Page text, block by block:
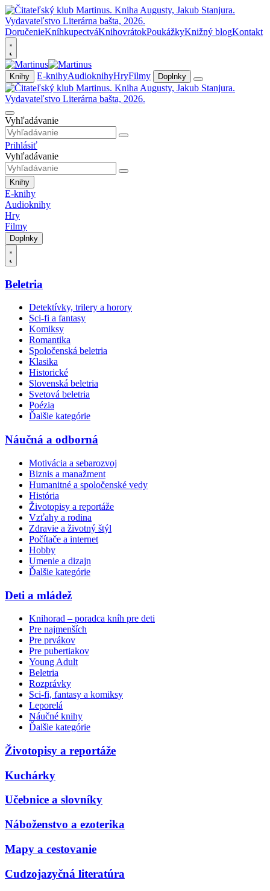
DoručenieKníhkupectváKnihovrátokPoukážkyKnižný blogKontakt
Knihy E-knihyAudioknihyHryFilmy Doplnky
Vyhľadávanie
Prihlásiť
Vyhľadávanie
Knihy
E-knihy
Audioknihy
Hry
Filmy
Doplnky
Beletria
Detektívky, trilery a horory
Sci-fi a fantasy
Komiksy
Romantika
Spoločenská beletria
Klasika
Historické
Slovenská beletria
Svetová beletria
Poézia
Ďalšie kategórie
Náučná a odborná
Motivácia a sebarozvoj
Biznis a manažment
Humanitné a spoločenské vedy
História
Životopisy a reportáže
Vzťahy a rodina
Zdravie a životný štýl
Počítače a internet
Hobby
Umenie a dizajn
Ďalšie kategórie
Deti a mládež
Knihorad – poradca kníh pre deti
Pre najmenších
Pre prvákov
Pre pubertiakov
Young Adult
Beletria
Rozprávky
Sci-fi, fantasy a komiksy
Leporelá
Náučné knihy
Ďalšie kategórie
Životopisy a reportáže
Kuchárky
Učebnice a slovníky
Náboženstvo a ezoterika
Mapy a cestovanie
Cudzojazyčná literatúra